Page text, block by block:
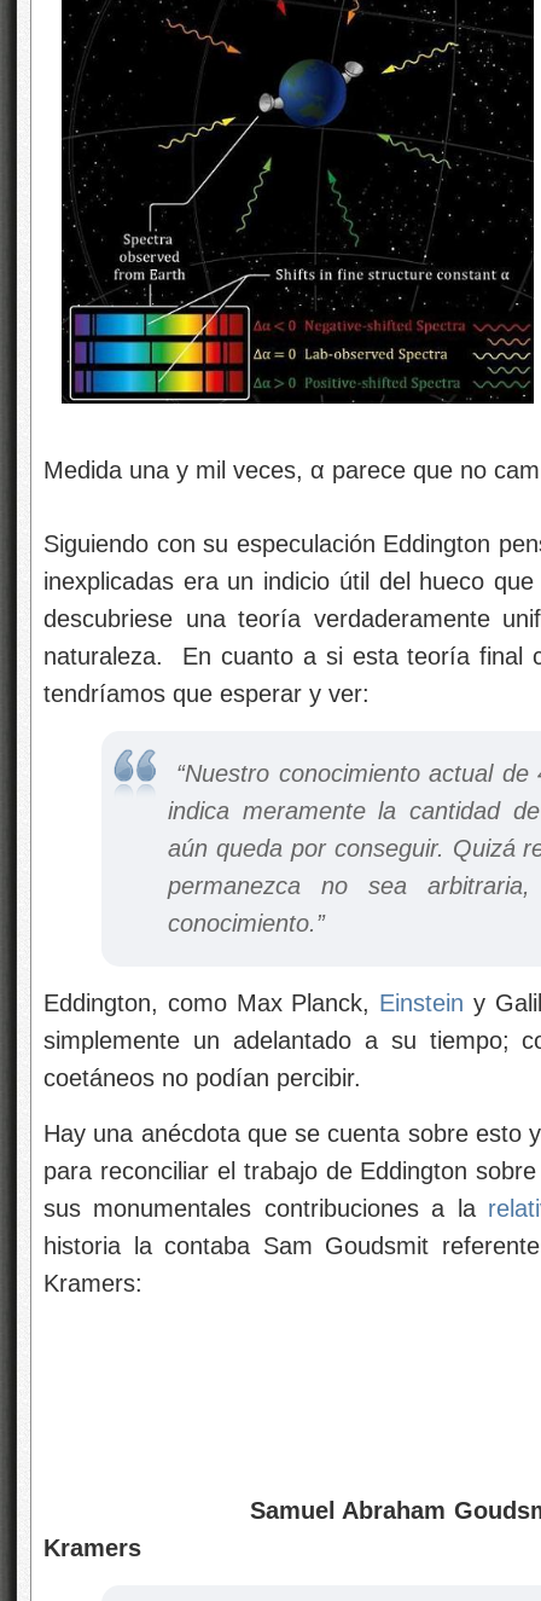
Medida una y mil veces, α parece que no
Siguiendo con su especulación Eddington
inexplicadas era un indicio útil del hueco
descubriese una teoría verdaderamente
naturaleza. En cuanto a si esta teoría final
tendríamos que esperar y ver:
“Nuestro conocimiento actual
indica meramente la cantidad
aún queda por conseguir. Quizá
permanezca no sea
conocimiento.”
Eddington, como Max Planck, Einstein y
simplemente un adelantado a su tiempo;
coetáneos no podían percibir.
Hay una anécdota que se cuenta sobre esto
para reconciliar el trabajo de Eddington
sus monumentales contribuciones a la
historia la contaba Sam Goudsmit
Kramers:
Samuel Abraham Goudsmit,
Kramers